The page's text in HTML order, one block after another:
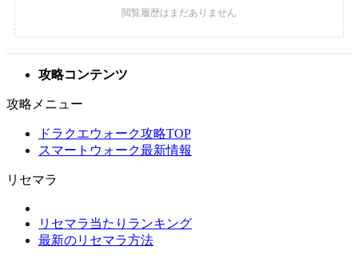
攻略コンテンツ
攻略メニュー
ドラクエウォーク攻略TOP
スマートウォーク最新情報
リセマラ
リセマラ当たりランキング
最新のリセマラ方法